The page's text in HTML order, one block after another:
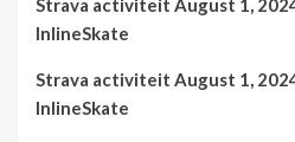
Strava activiteit August 1,
InlineSkate
Strava activiteit August 1,
InlineSkate